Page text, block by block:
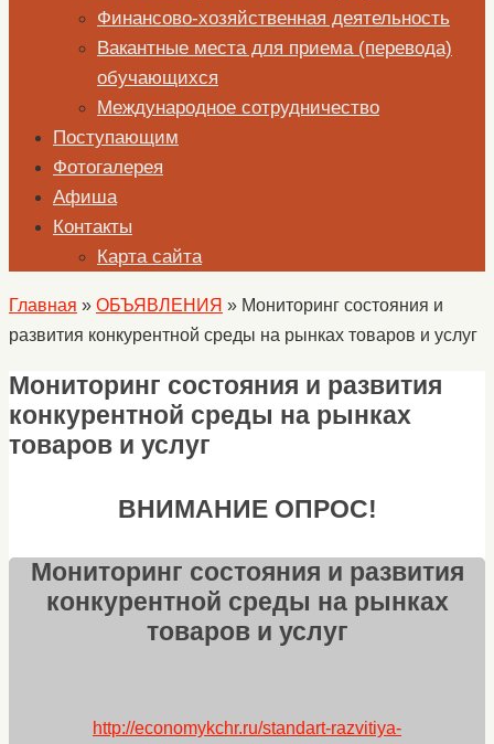
Финансово-хозяйственная деятельность
Вакантные места для приема (перевода)
обучающихся
Международное сотрудничество
Поступающим
Фотогалерея
Афиша
Контакты
Карта сайта
Главная » ОБЪЯВЛЕНИЯ » Мониторинг состояния и
развития конкурентной среды на рынках товаров и услуг
Мониторинг состояния и развития
конкурентной среды на рынках
товаров и услуг
ВНИМАНИЕ ОПРОС!
Мониторинг состояния и развития
конкурентной среды на рынках
товаров и услуг
http://economykchr.ru/standart-razvitiya-